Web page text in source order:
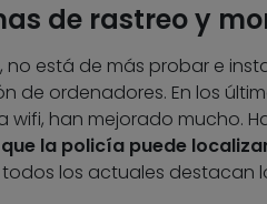
de rastreo y
no está de más probar e
de ordenadores. En los
wifi, han mejorado mucho.
la policía puede
todos los actuales destacan